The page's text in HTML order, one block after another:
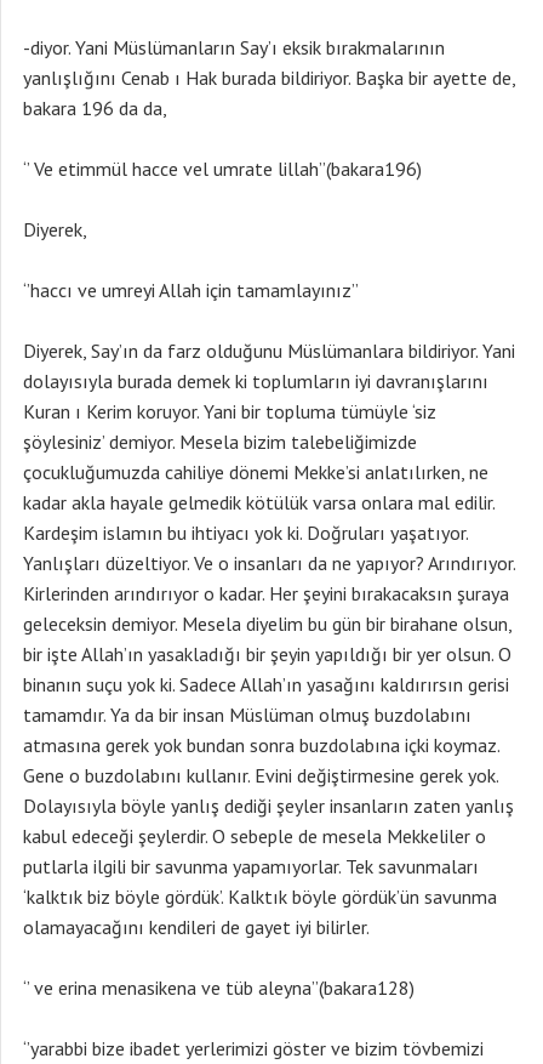
-diyor. Yani Müslümanların Say’ı eksik bırakmalarının
yanlışlığını Cenab ı Hak burada bildiriyor. Başka bir ayette de,
bakara 196 da da,
‘’ Ve etimmül hacce vel umrate lillah’’(bakara196)
Diyerek,
‘’haccı ve umreyi Allah için tamamlayınız’’
Diyerek, Say’ın da farz olduğunu Müslümanlara bildiriyor. Yani
dolayısıyla burada demek ki toplumların iyi davranışlarını
Kuran ı Kerim koruyor. Yani bir topluma tümüyle ‘siz
şöylesiniz’ demiyor. Mesela bizim talebeliğimizde
çocukluğumuzda cahiliye dönemi Mekke’si anlatılırken, ne
kadar akla hayale gelmedik kötülük varsa onlara mal edilir.
Kardeşim islamın bu ihtiyacı yok ki. Doğruları yaşatıyor.
Yanlışları düzeltiyor. Ve o insanları da ne yapıyor? Arındırıyor.
Kirlerinden arındırıyor o kadar. Her şeyini bırakacaksın şuraya
geleceksin demiyor. Mesela diyelim bu gün bir birahane olsun,
bir işte Allah’ın yasakladığı bir şeyin yapıldığı bir yer olsun. O
binanın suçu yok ki. Sadece Allah’ın yasağını kaldırırsın gerisi
tamamdır. Ya da bir insan Müslüman olmuş buzdolabını
atmasına gerek yok bundan sonra buzdolabına içki koymaz.
Gene o buzdolabını kullanır. Evini değiştirmesine gerek yok.
Dolayısıyla böyle yanlış dediği şeyler insanların zaten yanlış
kabul edeceği şeylerdir. O sebeple de mesela Mekkeliler o
putlarla ilgili bir savunma yapamıyorlar. Tek savunmaları
‘kalktık biz böyle gördük’. Kalktık böyle gördük’ün savunma
olamayacağını kendileri de gayet iyi bilirler.
‘’ ve erina menasikena ve tüb aleyna’’(bakara128)
‘’yarabbi bize ibadet yerlerimizi göster ve bizim tövbemizi